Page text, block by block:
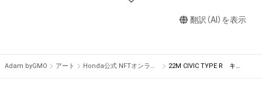
アイテムの保有者が有する権利」の範囲を超えた行為、知的財産
権を侵害するおそれのある行為(改変、公開、配布、逆コンパイ
に反する利用またはその恐れのある利用など、作成者が不適切
■22M CIVIC TYPE R　「ファイナルスケッチ1」
翻訳（AI）を表示
Adam byGMO アート Honda公式 NFTオンラインショップ 22M CIVIC TYPE R キースケッチ